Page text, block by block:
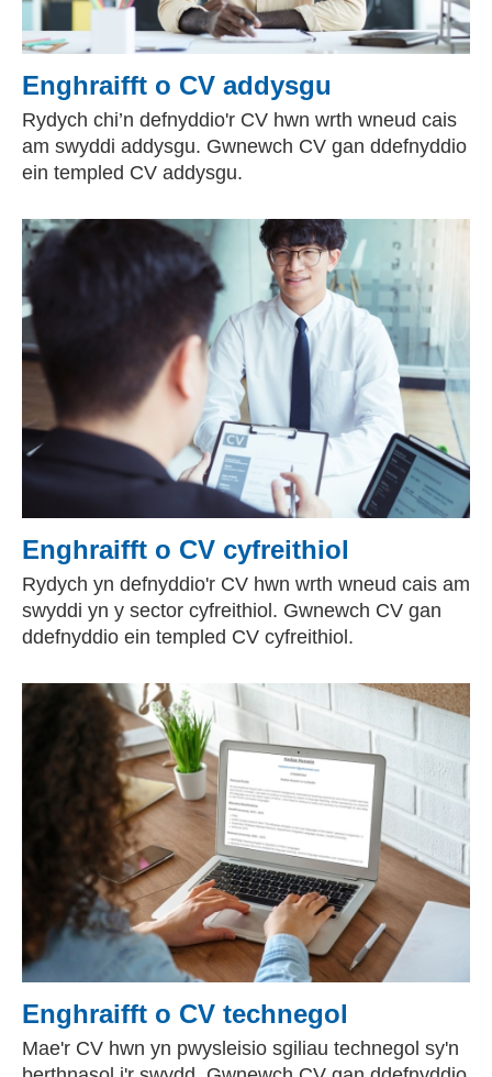
Enghraifft o CV addysgu
Rydych chi’n defnyddio'r CV hwn wrth wneud cais
am swyddi addysgu. Gwnewch CV gan ddefnyddio
ein templed CV addysgu.
Enghraifft o CV cyfreithiol
Rydych yn defnyddio'r CV hwn wrth wneud cais am
swyddi yn y sector cyfreithiol. Gwnewch CV gan
ddefnyddio ein templed CV cyfreithiol.
Enghraifft o CV technegol
Mae'r CV hwn yn pwysleisio sgiliau technegol sy'n